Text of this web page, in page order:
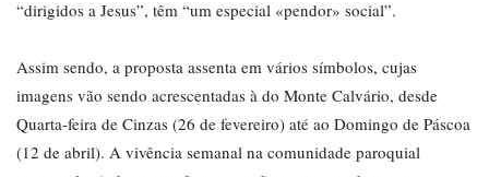
“dirigidos a Jesus”, têm “um especial «pendor» social”.
Assim sendo, a proposta assenta em vários símbolos, cujas
imagens vão sendo acrescentadas à do Monte Calvário, desde
Quarta-feira de Cinzas (26 de fevereiro) até ao Domingo de Páscoa
(12 de abril). A vivência semanal na comunidade paroquial